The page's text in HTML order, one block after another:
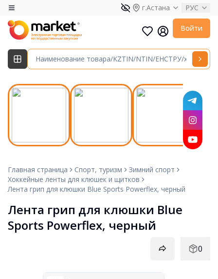
г.Астана РУС
Войти
Главная страница Спорт, туризм
Зимний спорт
Хоккейные ленты для клюшек и щитков
Лента грип для клюшки Blue Sports Powerflex, черный
Лента грип для клюшки Blue
Sports Powerflex, черный
0